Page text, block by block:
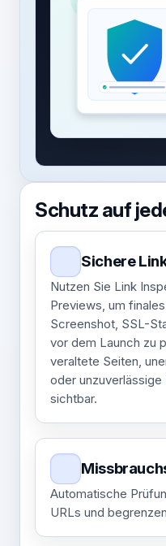
Schutz auf
Sichere
Nutzen Sie Link
Previews, um
Screenshot, SSL-
vor dem Launch zu
veraltete Seiten,
oder
sichtbar.
Automatische
URLs und